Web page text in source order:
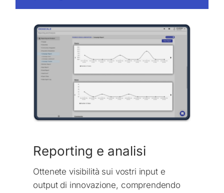
Reporting e analisi
Ottenete visibilità sui vostri input e
output di innovazione, comprendendo